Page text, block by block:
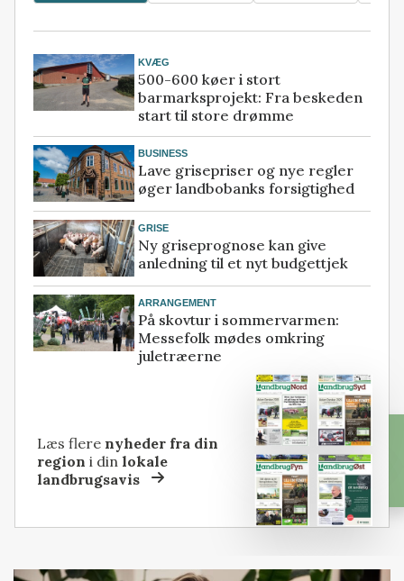
KVÆG
500-600 køer i stort
barmarksprojekt: Fra beskeden
start til store drømme
BUSINESS
Lave grisepriser og nye regler
øger landbobanks forsigtighed
GRISE
Ny griseprognose kan give
anledning til et nyt budgettjek
ARRANGEMENT
På skovtur i sommervarmen:
Messefolk mødes omkring
juletræerne
Læs flere nyheder fra din
region i dinlokale
landbrugsavis